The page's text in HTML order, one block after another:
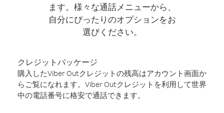
ます。様々な通話メニューから、
自分にぴったりのオプションをお
選びください。
クレジットパッケージ
購入したViber Outクレジットの残高はアカウント画面か
らご覧になれます。Viber Outクレジットを利用して世界
中の電話番号に格安で通話できます。